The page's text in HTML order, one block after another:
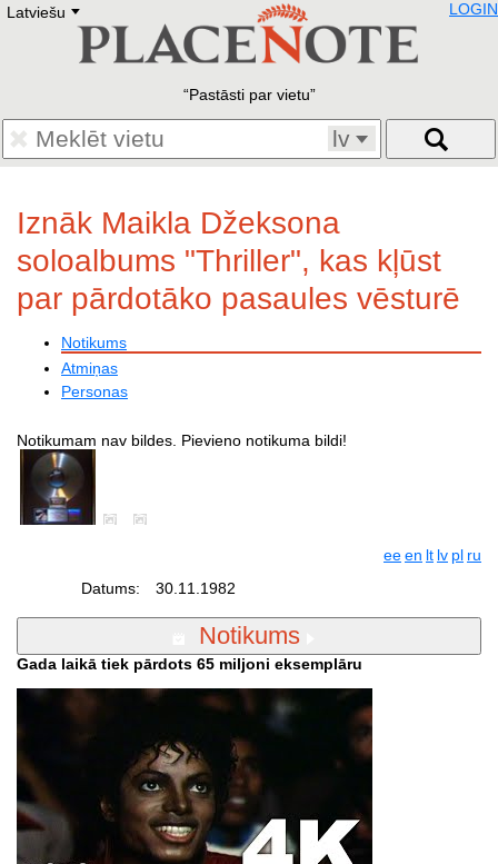
Latviešu E
Deutsch
Francais
Polski
Eestikeelne
LOGIN
Pastāsti par vietu
lv
Iznāk Maikla Džeksona
soloalbums "Thriller", kas kļūst
par pārdotāko pasaules vēsturē
Notikums
Atmiņas
Personas
Notikumam nav bildes. Pievieno notikuma bildi!
eeen lt lv pl ru
Datums:
30.11.1982
Notikums
Gada laikā tiek pārdots 65 miljoni eksemplāru